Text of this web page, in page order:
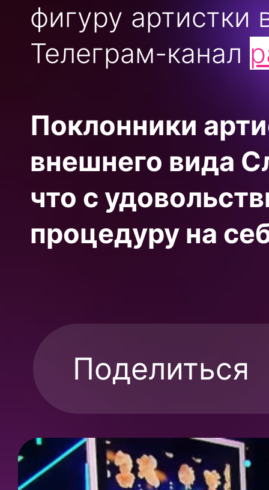
фигуру
Телеграм-канал
Поклонники
внешнего вида
что с
процедуру на
Поделиться